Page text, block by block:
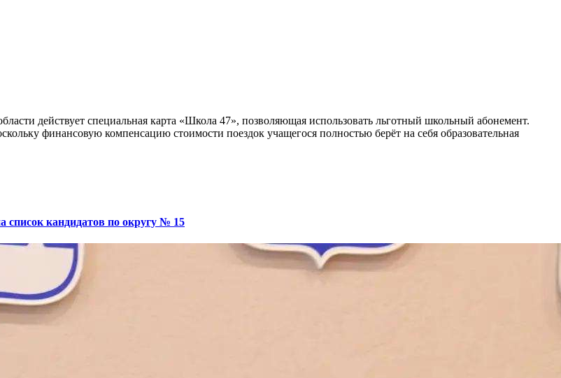
действует специальная карта «Школа 47», позволяющая использовать льготный школьный абонемент.
финансовую компенсацию стоимости поездок учащегося полностью берёт на себя образовательная
список кандидатов по округу № 15